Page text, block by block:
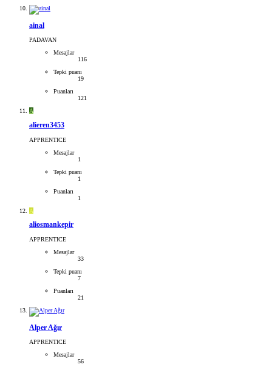
ainal
PADAVAN
Mesajlar
116
Tepki puanı
19
Puanları
121
A
alieren3453
APPRENTICE
Mesajlar
1
Tepki puanı
1
Puanları
1
A
aliosmankepir
APPRENTICE
Mesajlar
33
Tepki puanı
7
Puanları
21
Alper Ağır
APPRENTICE
Mesajlar
56